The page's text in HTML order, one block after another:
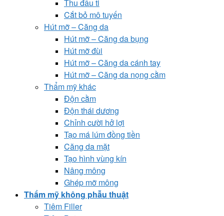
Thu đầu ti
Cắt bỏ mô tuyến
Hút mỡ – Căng da
Hút mỡ – Căng da bụng
Hút mỡ đùi
Hút mỡ – Căng da cánh tay
Hút mỡ – Căng da nọng cằm
Thẩm mỹ khác
Độn cằm
Độn thái dương
Chỉnh cười hở lợi
Tạo má lúm đồng tiền
Căng da mặt
Tạo hình vùng kín
Nâng mông
Ghép mỡ mông
Thẩm mỹ không phẫu thuật
Tiêm Filler